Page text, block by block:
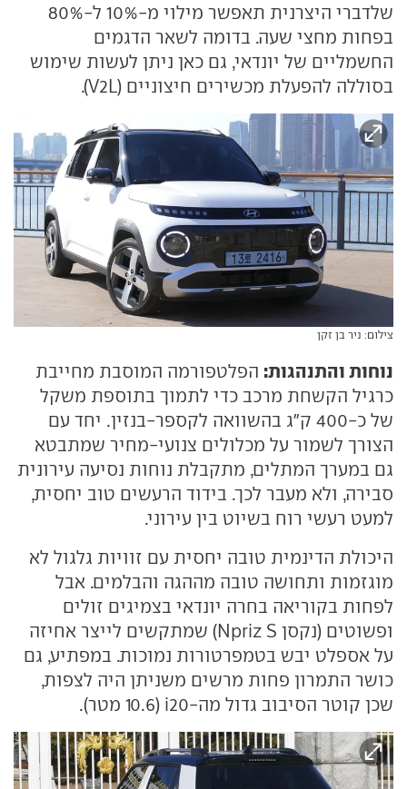
שלדברי היצרנית תאפשר מילוי מ-10% ל-80%
בפחות מחצי שעה. בדומה לשאר הדגמים
החשמליים של יונדאי, גם כאן ניתן לעשות שימוש
בסוללה להפעלת מכשירים חיצוניים (V2L).
צילום: ניר בן זקן
נוחות והתנהגות: הפלטפורמה המוסבת מחייבת
כרגיל הקשחת מרכב כדי לתמוך בתוספת משקל
של כ-400 ק"ג בהשוואה לקספר-בנזין. יחד עם
הצורך לשמור על מכלולים צנועי-מחיר שמתבטא
גם במערך המתלים, מתקבלת נוחות נסיעה עירונית
סבירה, ולא מעבר לכך. בידוד הרעשים טוב יחסית,
למעט רעשי רוח בשיוט בין עירוני.
היכולת הדינמית טובה יחסית עם זוויות גלגול לא
מוגזמות ותחושה טובה מההגה והבלמים. אבל
לפחות בקוריאה בחרה יונדאי בצמיגים זולים
ופשוטים (נקסן Npriz S) שמתקשים לייצר אחיזה
על אספלט יבש בטמפרטורות נמוכות. במפתיע, גם
כושר התמרון פחות מרשים משניתן היה לצפות,
שכן קוטר הסיבוב גדול מה-i20 (10.6 מטר).